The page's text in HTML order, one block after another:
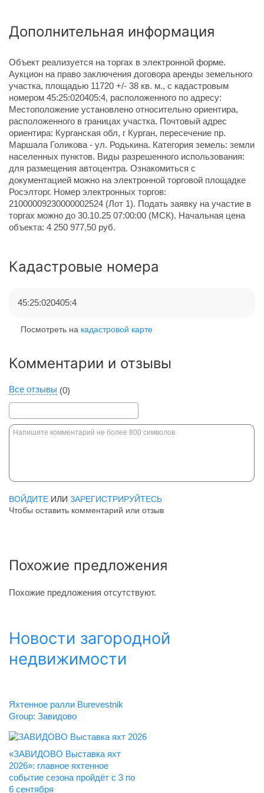
Дополнительная информация
Объект реализуется на торгах в электронной форме.
Аукцион на право заключения договора аренды земельного
участка, площадью 11720 +/- 38 кв. м., с кадастровым
номером 45:25:020405:4, расположенного по адресу:
Местоположение установлено относительно ориентира,
расположенного в границах участка. Почтовый адрес
ориентира: Курганская обл, г Курган, пересечение пр.
Маршала Голикова - ул. Родькина. Категория земель: земли
населенных пунктов. Виды разрешенного использования:
для размещения автоцентра. Ознакомиться с
документацией можно на электронной торговой площадке
Росэлторг. Номер электронных торгов:
21000009230000002524 (Лот 1). Подать заявку на участие в
торгах можно до 30.10.25 07:00:00 (МСК). Начальная цена
объекта: 4 250 977,50 руб.
Кадастровые номера
45:25:020405:4
Посмотреть на кадастровой карте
Комментарии и отзывы
Все отзывы (0)
ВОЙДИТЕ ИЛИ ЗАРЕГИСТРИРУЙТЕСЬ
Чтобы оставить комментарий или отзыв
Похожие предложения
Похожие предложения отсутствуют.
Новости загородной
недвижимости
Яхтенное ралли Burevestnik
Group: Завидово
«ЗАВИДОВО Выставка яхт
2026»: главное яхтенное
событие сезона пройдёт с 3 по
6 сентября